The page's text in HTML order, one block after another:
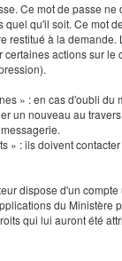
Ce mot de passe ne
qu'il soit. Ce mot
restitué à la demande.
actions sur le
» : en cas d'oubli du
un nouveau au
» : ils doivent
dispose d'un
du Ministère
qui lui auront été